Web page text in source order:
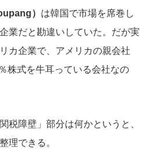
） は韓国で市場を席巻し
業だと勘違いしていた。だが実
カ企業で、アメリカの親会社
株式を牛耳っている会社なの
税障壁」部分は何かというと、
理できる。